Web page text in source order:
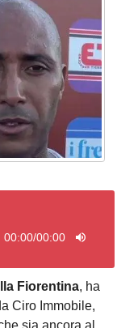
00:00/00:00
Fiorentina, ha
Ciro Immobile,